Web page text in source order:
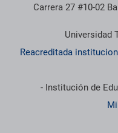
Carrera 27 #10-02
Universidad
Reacreditada
- Institución de